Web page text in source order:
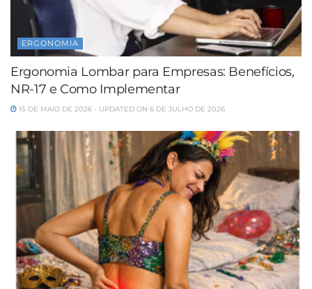
ERGONOMIA
Ergonomia Lombar para Empresas: Benefícios,
NR-17 e Como Implementar
15 DE MAIO DE 2026 - UPDATED ON 6 DE JULHO DE 2026